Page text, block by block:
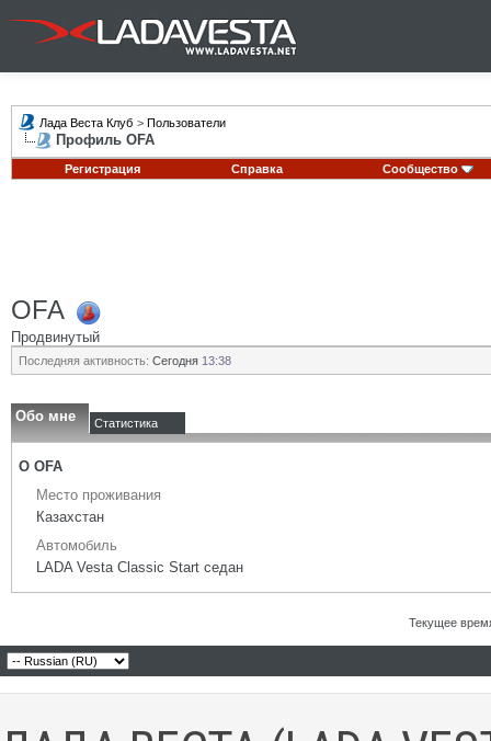
Лада Веста Клуб > Пользователи
Профиль OFA
Регистрация Справка Сообщество
OFA
Продвинутый
Последняя активность: Сегодня 13:38
Обо мне Статистика
О OFA
Место проживания
Казахстан
Автомобиль
LADA Vesta Classic Start седан
Текущее